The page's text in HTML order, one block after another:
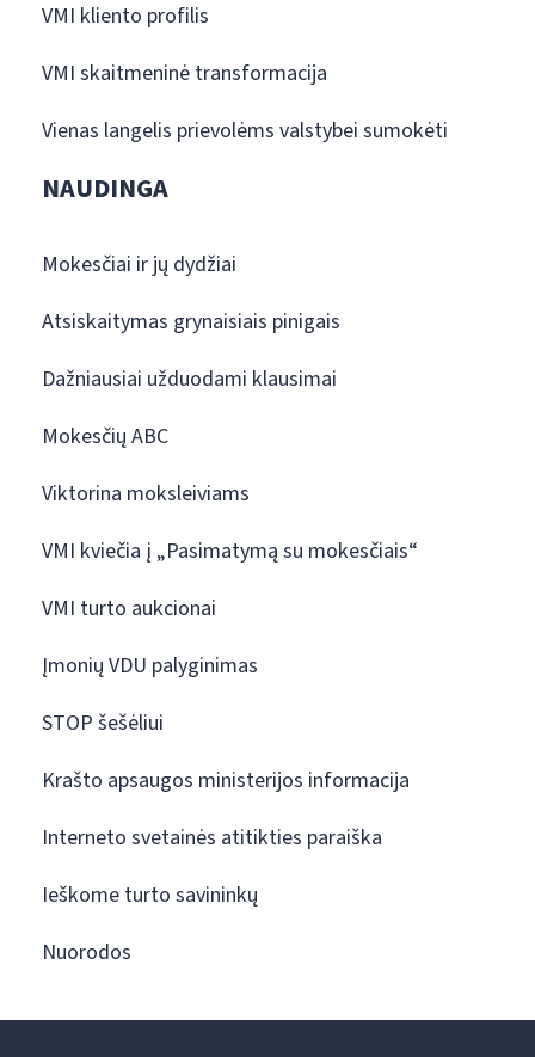
VMI kliento profilis
VMI skaitmeninė transformacija
Vienas langelis prievolėms valstybei sumokėti
NAUDINGA
Mokesčiai ir jų dydžiai
Atsiskaitymas grynaisiais pinigais
Dažniausiai užduodami klausimai
Mokesčių ABC
Viktorina moksleiviams
VMI kviečia į „Pasimatymą su mokesčiais“
VMI turto aukcionai
Įmonių VDU palyginimas
STOP šešėliui
Krašto apsaugos ministerijos informacija
Interneto svetainės atitikties paraiška
Ieškome turto savininkų
Nuorodos